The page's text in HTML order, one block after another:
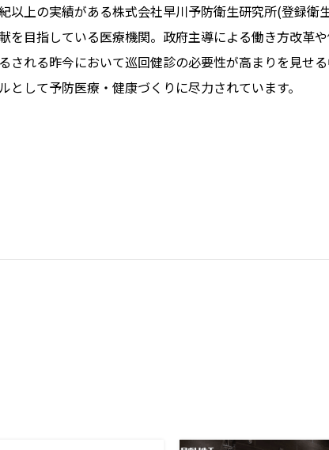
以上の実績がある株式会社早川予防衛生研究所(登録衛
を目指している医療機関。政府主導による働き方改革
される昨今において巡回健診の必要性が高まりを見せ
として予防医療・健康づくりに尽力されています。